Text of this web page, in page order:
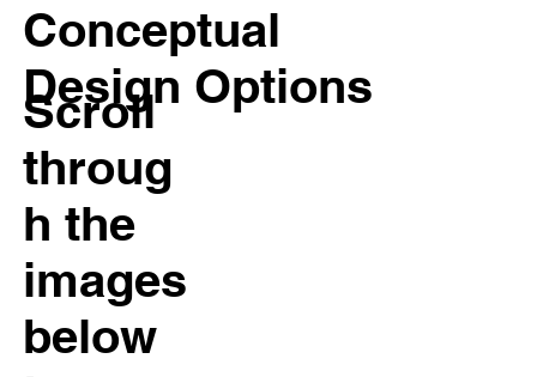
Conceptual
Design Options
Scroll
throug
h the
images
below